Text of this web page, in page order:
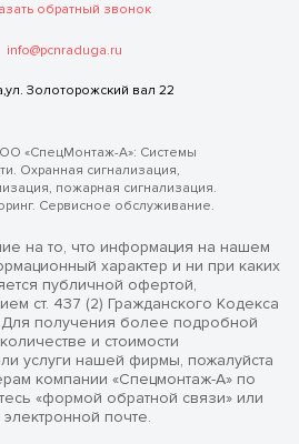
обратный звонок
info@pcnraduga.ru
Золоторожский вал 22
«СпецМонтаж-А»: Системы
Охранная сигнализация,
пожарная сигнализация.
Сервисное обслуживание.
на то, что информация на нашем
характер и ни при каких
публичной офертой,
ст. 437 (2) Гражданского Кодекса
получения более подробной
и стоимости
услуги нашей фирмы, пожалуйста
компании «Спецмонтаж-А» по
«формой обратной связи» или
почте.